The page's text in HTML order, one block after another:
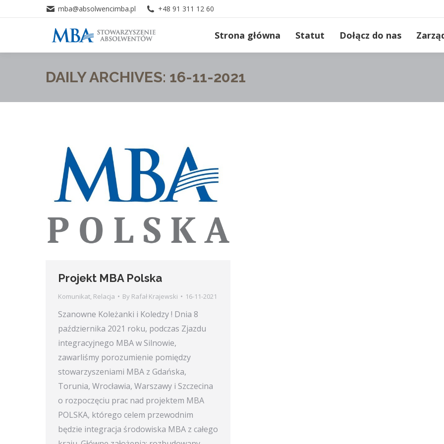
mba@absolwencimba.pl +48 91 311 12 60
Strona główna Statut Dołącz do nas
DAILY ARCHIVES: 16-11-2021
Projekt MBA Polska
Komunikat, Relacja By Rafał Krajewski 16-11-2021
Szanowne Koleżanki i Koledzy ! Dnia 8
października 2021 roku, podczas Zjazdu
integracyjnego MBA w Silnowie,
zawarliśmy porozumienie pomiędzy
stowarzyszeniami MBA z Gdańska,
Torunia, Wrocławia, Warszawy i Szczecina
o rozpoczęciu prac nad projektem MBA
POLSKA, którego celem przewodnim
będzie integracja środowiska MBA z całego